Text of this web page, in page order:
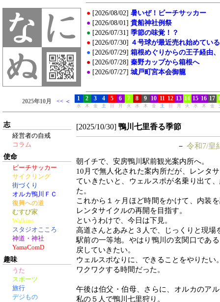
志
経営者の自戒
コラム
使命
ビーチサッカー
サイクリング
街づくり
オルカ鴨川ＦＣ
復興への道
むすび家
Walkins
スタジオこころ
神道・神社
YamaComD
趣味
うた
スポーツ
旅行
デジもの
[2025/10/30] 鴨川七里香る季節
－ 令和7/皇
朝イチで、安房鴨川駅前観光案内所へ。
10月で無人化された案内所だが、レンタ
ていきたいと、ウェルスポが名乗り出て
た。
これから１ヶ月ほど時間をかけて、内装
レンタサイクルの再開を目指す。
というわけで、今日は下見。
高道さんとあみと３人で、じっくりと現場
駅前の一等地。やはり鴨川の玄関口であ
戻していきたい。
ウェルスポなりに、できることをやりたい
ワクワクする時間だった。
午後は伯父・伯母、さらに、オルカのア
私の５人で鴨川七里狩り。